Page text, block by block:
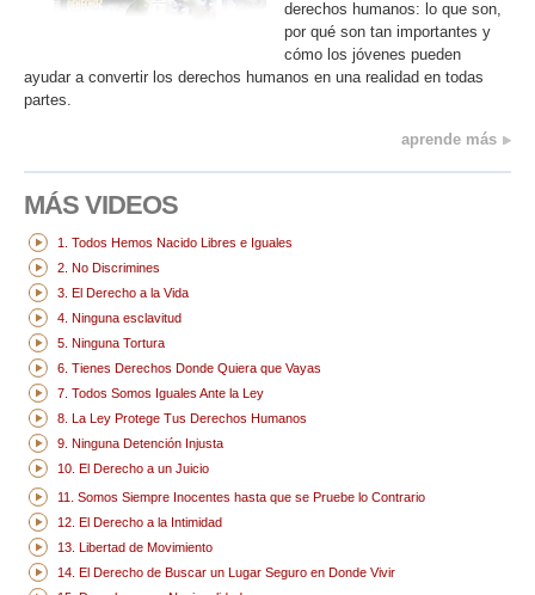
derechos humanos: lo que son,
por qué son tan importantes y
cómo los jóvenes pueden
ayudar a convertir los derechos humanos en una realidad en todas
partes.
aprende más
MÁS VIDEOS
1. Todos Hemos Nacido Libres e Iguales
2. No Discrimines
3. El Derecho a la Vida
4. Ninguna esclavitud
5. Ninguna Tortura
6. Tienes Derechos Donde Quiera que Vayas
7. Todos Somos Iguales Ante la Ley
8. La Ley Protege Tus Derechos Humanos
9. Ninguna Detención Injusta
10. El Derecho a un Juicio
11. Somos Siempre Inocentes hasta que se Pruebe lo Contrario
12. El Derecho a la Intimidad
13. Libertad de Movimiento
14. El Derecho de Buscar un Lugar Seguro en Donde Vivir